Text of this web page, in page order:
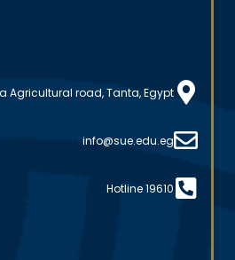
Agricultural road, Tanta, Egypt
info@sue.edu.eg
Hotline 19610